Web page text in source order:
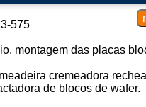
575
montagem das placas
cremeadora
de blocos de wafer.